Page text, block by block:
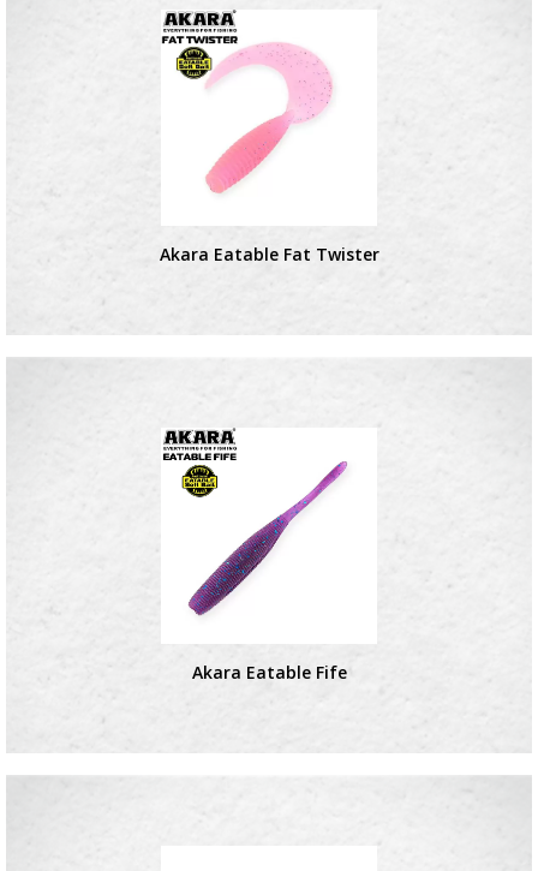
Akara Eatable Fat Twister
Akara Eatable Fife